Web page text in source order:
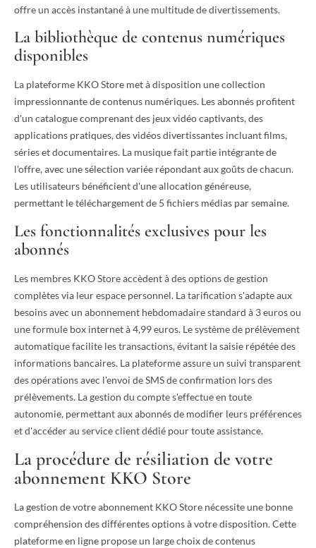
offre un accès instantané à une multitude de divertissements.
La bibliothèque de contenus numériques
disponibles
La plateforme KKO Store met à disposition une collection
impressionnante de contenus numériques. Les abonnés profitent
d'un catalogue comprenant des jeux vidéo captivants, des
applications pratiques, des vidéos divertissantes incluant films,
séries et documentaires. La musique fait partie intégrante de
l'offre, avec une sélection variée répondant aux goûts de chacun.
Les utilisateurs bénéficient d'une allocation généreuse,
permettant le téléchargement de 5 fichiers médias par semaine.
Les fonctionnalités exclusives pour les
abonnés
Les membres KKO Store accèdent à des options de gestion
complètes via leur espace personnel. La tarification s'adapte aux
besoins avec un abonnement hebdomadaire standard à 3 euros ou
une formule box internet à 4,99 euros. Le système de prélèvement
automatique facilite les transactions, évitant la saisie répétée des
informations bancaires. La plateforme assure un suivi transparent
des opérations avec l'envoi de SMS de confirmation lors des
prélèvements. La gestion du compte s'effectue en toute
autonomie, permettant aux abonnés de modifier leurs préférences
et d'accéder au service client dédié pour toute assistance.
La procédure de résiliation de votre
abonnement KKO Store
La gestion de votre abonnement KKO Store nécessite une bonne
compréhension des différentes options à votre disposition. Cette
plateforme en ligne propose un large choix de contenus